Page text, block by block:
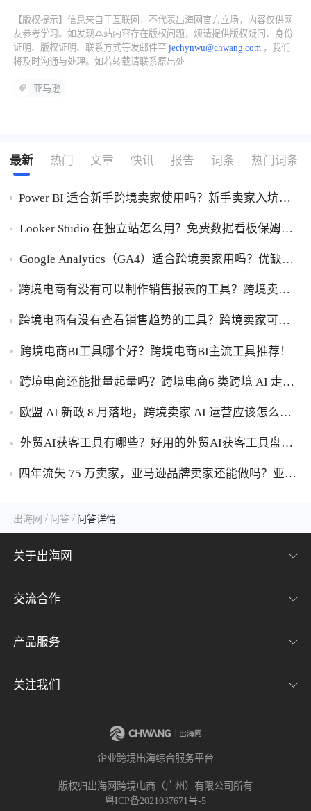
【版权提示】信息来自于互联网，不代表出海网官方立场，内容仅供网
友参考学习。如发现本站内容存在版权问题，烦请提供版权疑问、身份
证明、版权证明、联系方式等发邮件至jechynwu@chwang.com ，我们
将及时沟通与处理。如若转载请联系原出处
亚马逊
最新 热门 文章 快讯 报告 词条 热门词条
Power BI 适合新手跨境卖家使用吗？新手卖家入坑
Looker Studio 在独立站怎么用？免费数据看板保姆级
Google Analytics（GA4）适合跨境卖家用吗？优缺点
跨境电商有没有可以制作销售报表的工具？跨境卖家
跨境电商有没有查看销售趋势的工具？跨境卖家可以
跨境电商BI工具哪个好？跨境电商BI主流工具推荐！
跨境电商还能批量起量吗？跨境电商6 类跨境 AI 走量
欧盟 AI 新政 8 月落地，跨境卖家 AI 运营应该怎么应
外贸AI获客工具有哪些？好用的外贸AI获客工具盘
四年流失 75 万卖家，亚马逊品牌卖家还能做吗？亚马
出海网 / 问答 / 问答详情
关于出海网
关于我们
加入我们
隐私协议
交流合作
联系我们
意见反馈
产品服务
CHWE全球跨境电商展
关注我们
企业跨境出海综合服务平台
版权归出海网跨境电商（广州）有限公司所有
粤ICP备2021037671号-5